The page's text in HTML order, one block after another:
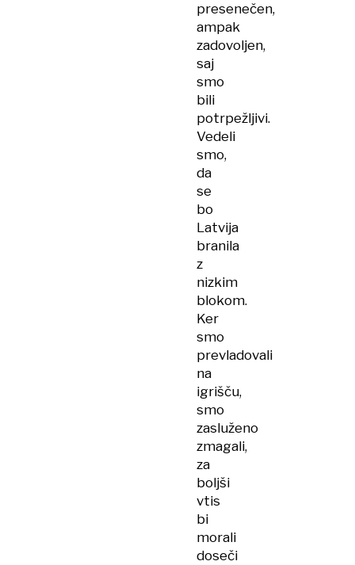
presenečen,
ampak
zadovoljen,
saj
smo
bili
potrpežljivi.
Vedeli
smo,
da
se
bo
Latvija
branila
z
nizkim
blokom.
Ker
smo
prevladovali
na
igrišču,
smo
zasluženo
zmagali,
za
boljši
vtis
bi
morali
doseči